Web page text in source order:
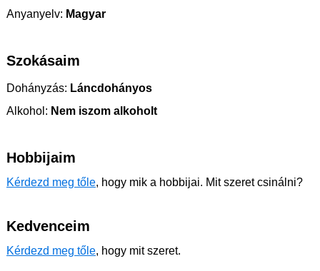
Anyanyelv: Magyar
Szokásaim
Dohányzás: Láncdohányos
Alkohol: Nem iszom alkoholt
Hobbijaim
Kérdezd meg tőle, hogy mik a hobbijai. Mit szeret csinálni?
Kedvenceim
Kérdezd meg tőle, hogy mit szeret.